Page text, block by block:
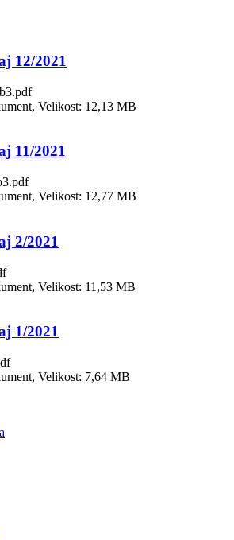
12/2021
Velikost: 12,13 MB
11/2021
Velikost: 12,77 MB
2/2021
Velikost: 11,53 MB
1/2021
Velikost: 7,64 MB